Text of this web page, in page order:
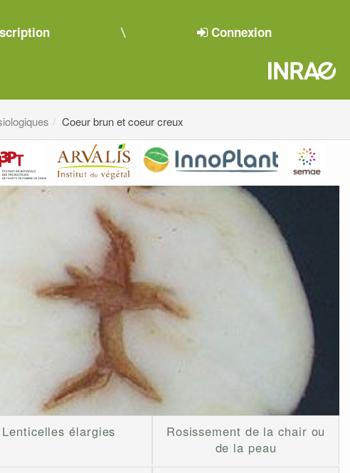
Connexion
Coeur brun et coeur creux
Lenticelles élargies
Rosissement de la chair ou
de la peau